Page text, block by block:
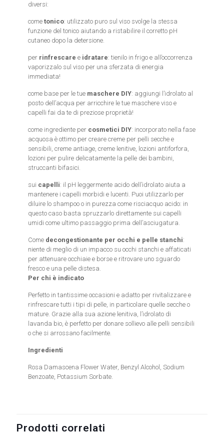
diversi:
cometonico: utilizzato puro sul viso svolge la stessa
funzione del tonico aiutando a ristabilire il corretto pH
cutaneo dopo la detersione.
per rinfrescare e idratare: tienilo in frigo e all’occorrenza
vaporizzalo sul viso per una sferzata di energia
immediata!
come base per le tue maschere DIY: aggiungi l’idrolato al
posto dell’acqua per arricchire le tue maschere viso e
capelli fai da te di preziose proprietà!
come ingrediente per cosmetici DIY: incorporato nella fase
acquosa è ottimo per creare creme per pelli secche e
sensibili, creme antiage, creme lenitive, lozioni antiforfora,
lozioni per pulire delicatamente la pelle dei bambini,
struccanti bifasici.
sui capelli: il pH leggermente acido dell’idrolato aiuta a
mantenere i capelli morbidi e lucenti. Puoi utilizzarlo per
diluire lo shampoo o in purezza come risciacquo acido: in
questo caso basta spruzzarlo direttamente sui capelli
umidi come ultimo passaggio prima dell’asciugatura.
Come decongestionante per occhi e pelle stanchi:
niente di meglio di un impacco su occhi stanchi e affaticati
per attenuare occhiaie e borse e ritrovare uno sguardo
fresco e una pelle distesa.
Per chi è indicato
Perfetto in tantissime occasioni e adatto per rivitalizzare e
rinfrescare tutti i tipi di pelle, in particolare quelle secche o
mature. Grazie alla sua azione lenitiva, l’idrolato di
lavanda bio, è perfetto per donare sollievo alle pelli sensibili
o che si arrossano facilmente.
Ingredienti
Rosa Damascena Flower Water, Benzyl Alcohol, Sodium
Benzoate, Potassium Sorbate.
Prodotti correlati